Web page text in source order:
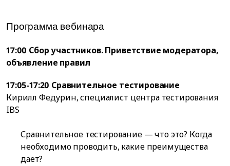
Программа вебинара
17:00 Сбор участников. Приветствие модератора,
объявление правил
17:05-17:20 Сравнительное тестирование
Кирилл Федурин, специалист центра тестирования
IBS
Сравнительное тестирование — что это? Когда
необходимо проводить, какие преимущества
дает?